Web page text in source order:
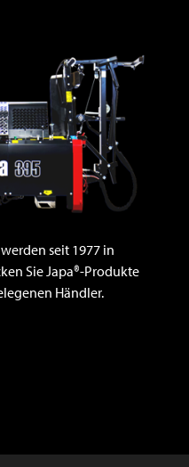
seit 1977 in
Sie Japa®-Produkte
Händler.